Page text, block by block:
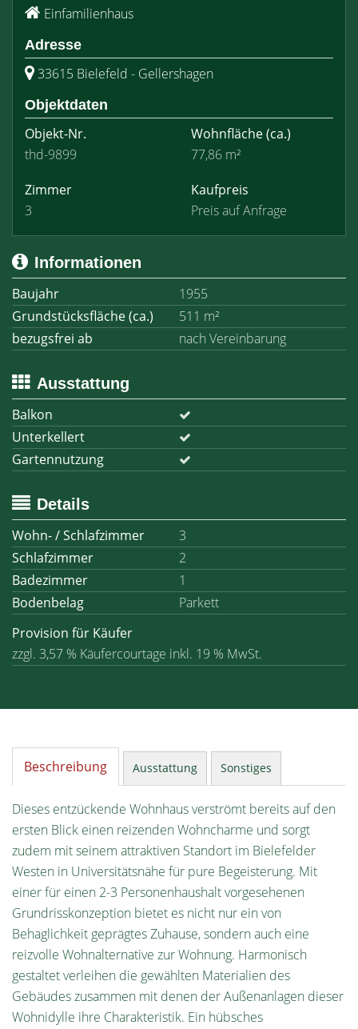
Einfamilienhaus
Adresse
33615 Bielefeld - Gellershagen
Objektdaten
Objekt-Nr.
thd-9899
Wohnfläche(ca.)
77,86 m²
Zimmer
3
Kaufpreis
Preis auf Anfrage
Informationen
Baujahr
1955
Grundstücksfläche (ca.)
511 m²
bezugsfrei ab
nach Vereinbarung
Ausstattung
Balkon
Unterkellert
Gartennutzung
Details
Wohn- / Schlafzimmer
3
Schlafzimmer
2
Badezimmer
1
Bodenbelag
Parkett
Provision für Käufer
zzgl. 3,57 % Käufercourtage inkl. 19 % MwSt.
Beschreibung Ausstattung Sonstiges
Dieses entzückende Wohnhaus verströmt bereits auf den
ersten Blick einen reizenden Wohncharme und sorgt
zudem mit seinem attraktiven Standort im Bielefelder
Westen in Universitätsnähe für pure Begeisterung. Mit
einer für einen 2-3 Personenhaushalt vorgesehenen
Grundrisskonzeption bietet es nicht nur ein von
Behaglichkeit geprägtes Zuhause, sondern auch eine
reizvolle Wohnalternative zur Wohnung. Harmonisch
gestaltet verleihen die gewählten Materialien des
Gebäudes zusammen mit denen der Außenanlagen dieser
Wohnidylle ihre Charakteristik. Ein hübsches